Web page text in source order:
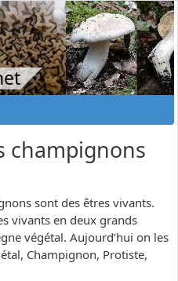
champignons
sont des êtres vivants.
vivants en deux grands
végétal. Aujourd’hui on les
Champignon, Protiste,